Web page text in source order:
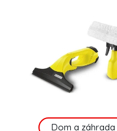
Dom a záhrada